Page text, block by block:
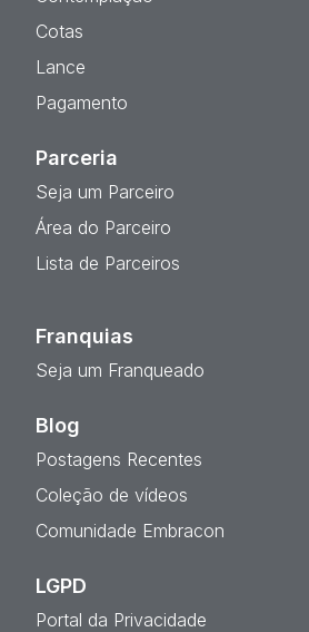
Cotas
Lance
Pagamento
Parceria
Seja um Parceiro
Área do Parceiro
Lista de Parceiros
Franquias
Seja um Franqueado
Blog
Postagens Recentes
Coleção de vídeos
Comunidade Embracon
LGPD
Portal da Privacidade